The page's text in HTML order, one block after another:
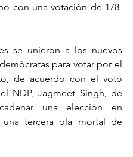
con una votación de 178-
se unieron a los nuevos
para votar por el
de acuerdo con el voto
NDP, Jagmeet Singh, de
una elección en
tercera ola mortal de